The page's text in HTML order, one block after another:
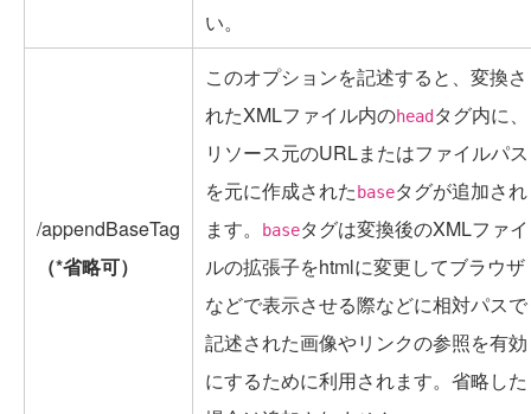
い。
/appendBaseTag
（*省略可）
このオプションを記述すると、変換さ
れたXMLファイル内のhead タグ内に、
リソース元のURLまたはファイルパス
を元に作成された baseタグが追加され
ます。
baseタグは変換後のXMLファイ
ルの拡張子をhtmlに変更してブラウザ
などで表示させる際などに相対パスで
記述された画像やリンクの参照を有効
にするために利用されます。省略した